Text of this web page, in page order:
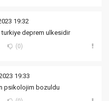
19:32
deprem ulkesidir
(0)
19:33
psikolojim bozuldu